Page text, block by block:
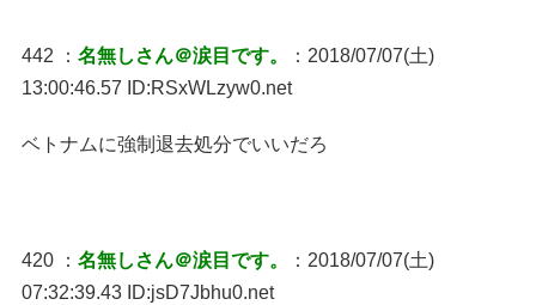
442 ： 名無しさん＠涙目です。
：2018/07/07(土)
13:00:46.57 ID:RSxWLzyw0.net
ベトナムに強制退去処分でいいだろ
420 ： 名無しさん＠涙目です。
：2018/07/07(土)
07:32:39.43 ID:jsD7Jbhu0.net